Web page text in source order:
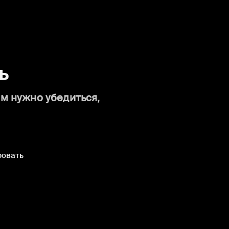
нужно убедиться,